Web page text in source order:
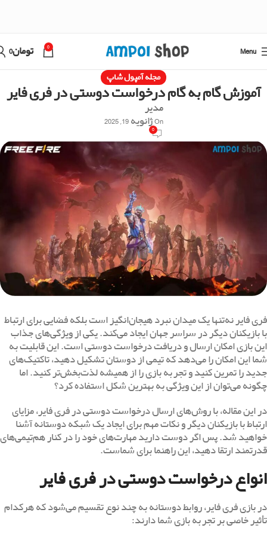
Menu
0 تومان0
مجله آمپول شاپ
آموزش گام به گام درخواست دوستی در فری فایر
مدیر
On ژانویه 19, 2025
0
فری فایر نه‌تنها یک میدان نبرد هیجان‌انگیز است بلکه فضایی برای ارتباط
با بازیکنان دیگر در سراسر جهان ایجاد می‌کند. یکی از ویژگی‌های جذاب
این بازی امکان ارسال و دریافت درخواست دوستی است. این قابلیت به
شما این امکان را می‌دهد که تیمی از دوستان تشکیل دهید، تاکتیک‌های
جدید را تمرین کنید و تجربه بازی را از همیشه لذت‌بخش‌تر کنید. اما
چگونه می‌توان از این ویژگی به بهترین شکل استفاده کرد؟
در این مقاله، با روش‌های ارسال درخواست دوستی در فری فایر، مزایای
ارتباط با بازیکنان دیگر و نکات مهم برای ایجاد یک شبکه دوستانه آشنا
خواهید شد. پس اگر دوست دارید مهارت‌های خود را در کنار هم‌تیمی‌های
قدرتمند ارتقا دهید، این راهنما برای شماست.
انواع درخواست دوستی در فری فایر
در بازی فری فایر، روابط دوستانه به چند نوع تقسیم می‌شود که هرکدام
تأثیر خاصی بر تجربه بازی شما دارند: